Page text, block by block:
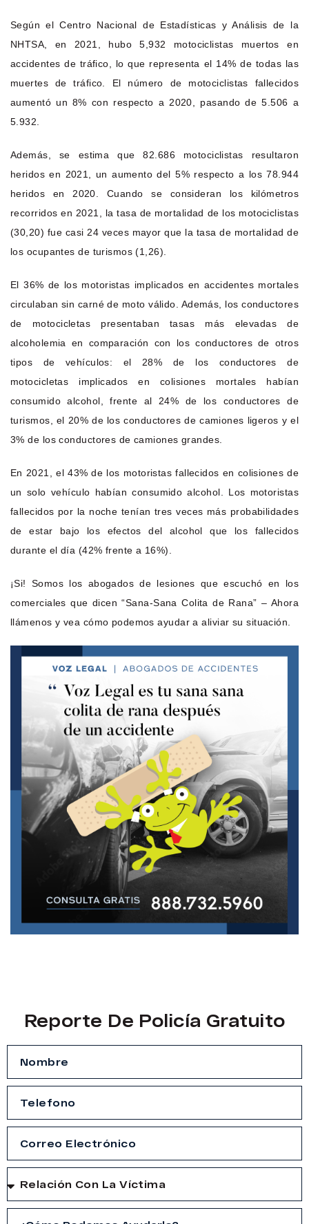
Según el Centro Nacional de Estadísticas y Análisis de la
NHTSA, en 2021, hubo 5,932 motociclistas muertos en
accidentes de tráfico, lo que representa el 14% de todas las
muertes de tráfico. El número de motociclistas fallecidos
aumentó un 8% con respecto a 2020, pasando de 5.506 a
5.932.
Además, se estima que 82.686 motociclistas resultaron
heridos en 2021, un aumento del 5% respecto a los 78.944
heridos en 2020. Cuando se consideran los kilómetros
recorridos en 2021, la tasa de mortalidad de los motociclistas
(30,20) fue casi 24 veces mayor que la tasa de mortalidad de
los ocupantes de turismos (1,26).
El 36% de los motoristas implicados en accidentes mortales
circulaban sin carné de moto válido. Además, los conductores
de motocicletas presentaban tasas más elevadas de
alcoholemia en comparación con los conductores de otros
tipos de vehículos: el 28% de los conductores de
motocicletas implicados en colisiones mortales habían
consumido alcohol, frente al 24% de los conductores de
turismos, el 20% de los conductores de camiones ligeros y el
3% de los conductores de camiones grandes.
En 2021, el 43% de los motoristas fallecidos en colisiones de
un solo vehículo habían consumido alcohol. Los motoristas
fallecidos por la noche tenían tres veces más probabilidades
de estar bajo los efectos del alcohol que los fallecidos
durante el día (42% frente a 16%).
¡Si! Somos los abogados de lesiones que escuchó en los
comerciales que dicen “Sana-Sana Colita de Rana” – Ahora
llámenos y vea cómo podemos ayudar a aliviar su situación.
Reporte De Policía Gratuito